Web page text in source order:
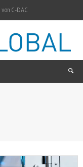
C-DAC
für Lionheart gesichert
aus